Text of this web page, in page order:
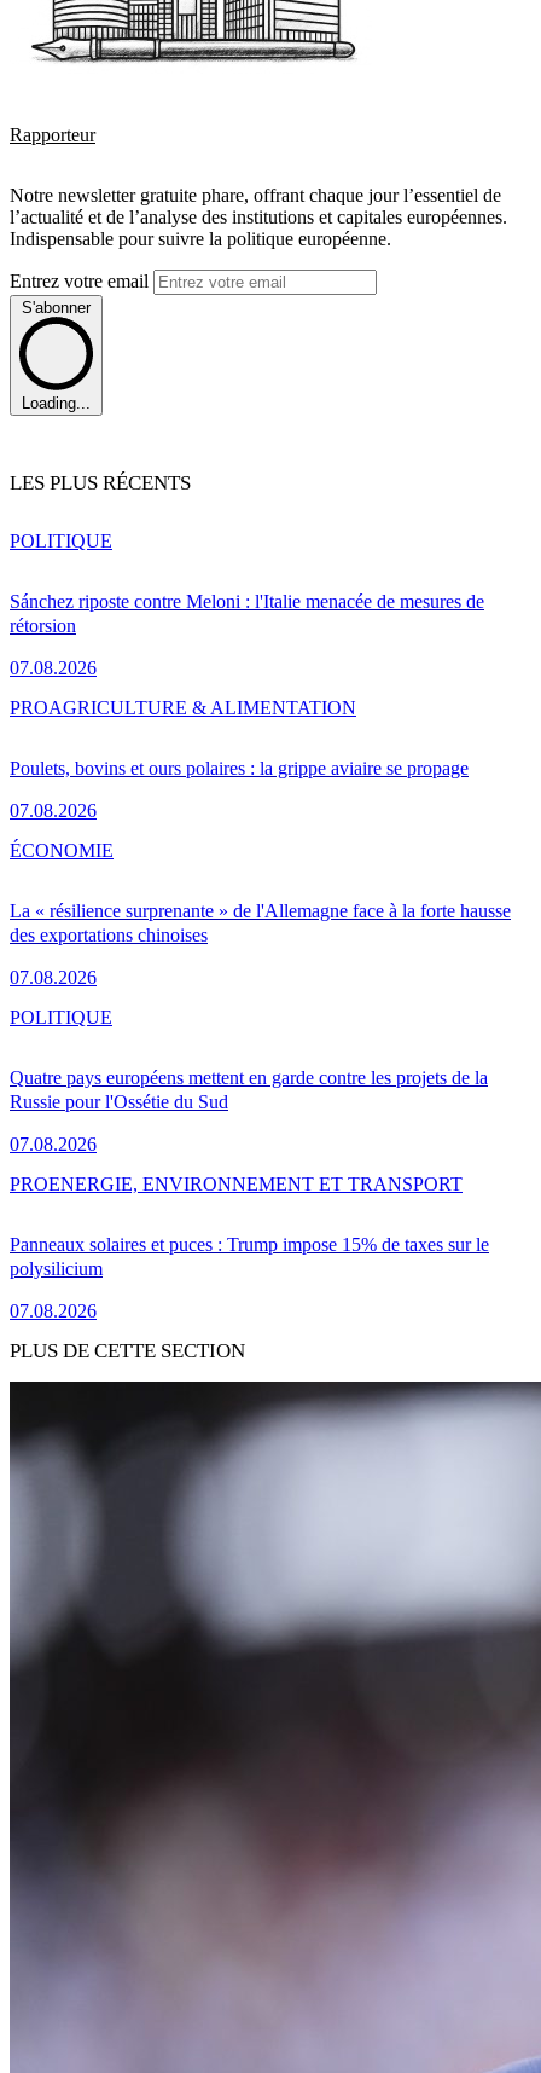
Rapporteur
Notre newsletter gratuite phare, offrant chaque jour l’essentiel de
l’actualité et de l’analyse des institutions et capitales européennes.
Indispensable pour suivre la politique européenne.
Entrez votre email
S'abonner
Loading...
LES PLUS RÉCENTS
Sánchez riposte contre Meloni : l'Italie menacée de mesures de
rétorsion
07.08.2026
POLITIQUE
Poulets, bovins et ours polaires : la grippe aviaire se propage
07.08.2026
PROAGRICULTURE & ALIMENTATION
La « résilience surprenante » de l'Allemagne face à la forte hausse
des exportations chinoises
07.08.2026
ÉCONOMIE
Quatre pays européens mettent en garde contre les projets de la
Russie pour l'Ossétie du Sud
07.08.2026
POLITIQUE
Panneaux solaires et puces : Trump impose 15% de taxes sur le
polysilicium
07.08.2026
PROENERGIE, ENVIRONNEMENT ET TRANSPORT
PLUS DE CETTE SECTION